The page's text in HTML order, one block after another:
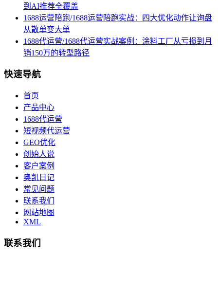
到AI推荐全覆盖
1688运营陪跑/1688运营陪跑实战：四大优化动作让询盘
从散单变大单
1688代运营/1688代运营实战案例：涂料工厂从亏损到月
销150万的转型路径
快速导航
首页
产品中心
1688代运营
短视频代运营
GEO优化
创始人说
客户案例
奥凯日记
常见问题
联系我们
网站地图
XML
联系我们